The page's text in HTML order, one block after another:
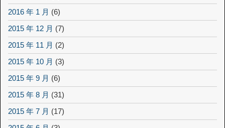
2016 年 1 月 (6)
2015 年 12 月 (7)
2015 年 11 月 (2)
2015 年 10 月 (3)
2015 年 9 月 (6)
2015 年 8 月 (31)
2015 年 7 月 (17)